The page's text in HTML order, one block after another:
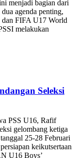
menjadi bagian dari
agenda penting,
FIFA U17 World
melakukan
Seleksi
PSS U16, Rafif
gelombang ketiga
25-28 Februari
keikutsertaan
U16 Boys’